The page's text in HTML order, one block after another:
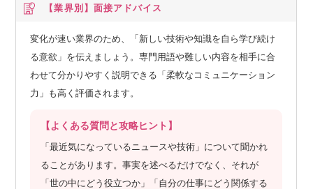
【業界別】 面接アドバイス
変化が速い業界のため、「新しい技術や知識を自ら学び続け
る意欲」を伝えましょう。専門用語や難しい内容を相手に合
わせて分かりやすく説明できる「柔軟なコミュニケーション
力」も高く評価されます。
【よくある質問と攻略ヒント】
「最近気になっているニュースや技術」について聞かれ
ることがあります。事実を述べるだけでなく、それが
「世の中にどう役立つか」「自分の仕事にどう関係する